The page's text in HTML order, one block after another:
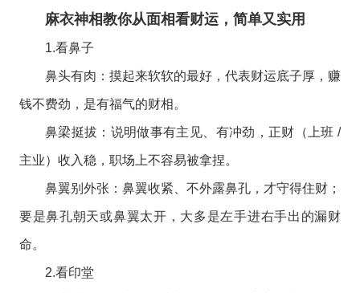
麻衣神相教你从面相看财运，简单又实用
1.看鼻子
鼻头有肉：摸起来软软的最好，代表财运底子厚，赚
钱不费劲，是有福气的财相。
鼻梁挺拔：说明做事有主见、有冲劲，正财（上班 /
主业）收入稳，职场上不容易被拿捏。
鼻翼别外张：鼻翼收紧、不外露鼻孔，才守得住财；
要是鼻孔朝天或鼻翼太开，大多是左手进右手出的漏财
命。
2.看印堂